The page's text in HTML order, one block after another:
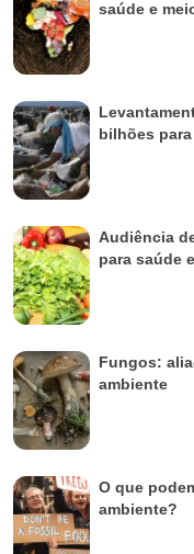
saúde e
bilhões
Audiência
para saúde
Fungos:
ambiente
O que
ambiente?